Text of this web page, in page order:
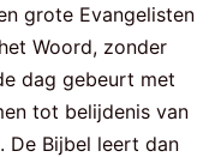
grote Evangelisten
Woord, zonder
dag gebeurt met
tot belijdenis van
De Bijbel leert dan